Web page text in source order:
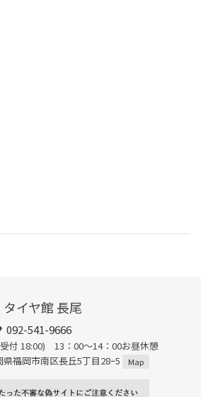
タイヤ館 長尾
092-541-9666
付 18:00) 13：00～14：00お昼休憩
福岡市南区長丘5丁目28ｰ5
Map